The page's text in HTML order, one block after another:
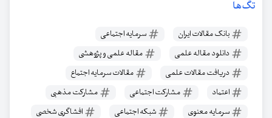
تگ‌ها
بانک مقالات ایران
سرمایه اجتماعی
دانلود مقاله علمی
مقاله علمی و پژوهشی
دریافت مقالات علمی
مقالات سرمایه اجتماع
اعتماد
مشارکت اجتماعی
مشارکت مذهبی
سرمایه معنوی
شبکه اجتماعی
افشاگری شخصی